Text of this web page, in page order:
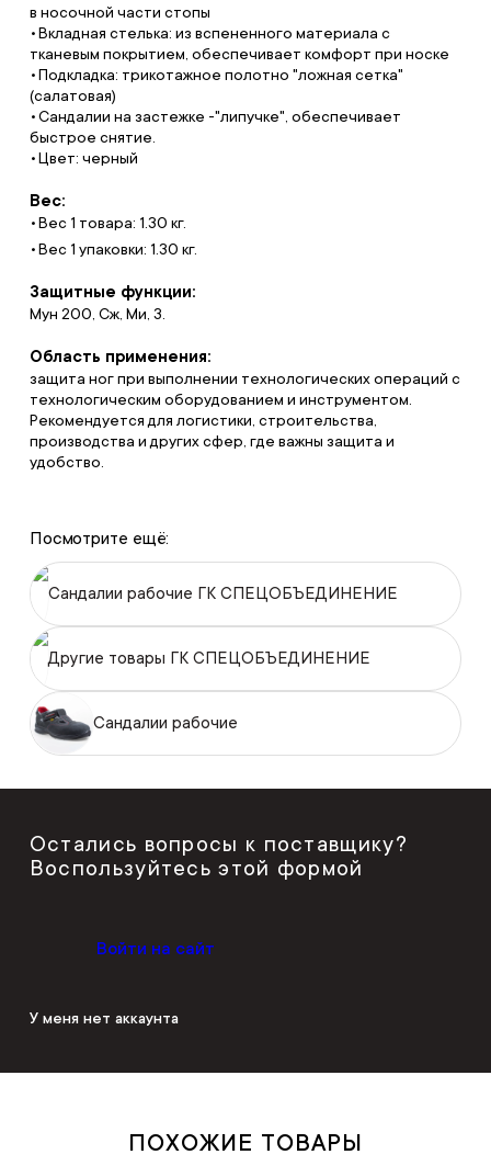
в носочной части стопы
Вкладная стелька: из вспененного материала с
тканевым покрытием, обеспечивает комфорт при носке
Подкладка: трикотажное полотно "ложная сетка"
(салатовая)
Сандалии на застежке -"липучке", обеспечивает
быстрое снятие.
Цвет: черный
Вес:
Вес 1 товара: 1.30 кг.
Вес 1 упаковки: 1.30 кг.
Защитные функции:
Мун 200, Сж, Ми, З.
Область применения:
защита ног при выполнении технологических операций с
технологическим оборудованием и инструментом.
Рекомендуется для логистики, строительства,
производства и других сфер, где важны защита и
удобство.
Посмотрите ещё:
Сандалии рабочие ГК СПЕЦОБЪЕДИНЕНИЕ
Другие товары ГК СПЕЦОБЪЕДИНЕНИЕ
Сандалии рабочие
Остались вопросы к поставщику?
Воспользуйтесь этой формой
Войти на сайт
У меня нет аккаунта
ПОХОЖИЕ ТОВАРЫ